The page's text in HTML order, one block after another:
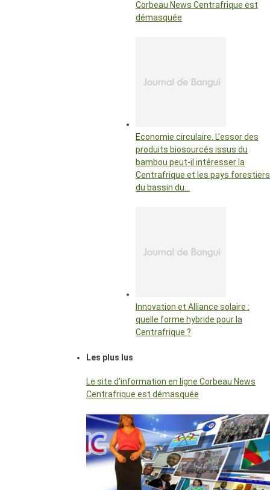
Corbeau News Centrafrique est
démasquée
Economie circulaire. L’essor des
produits biosourcés issus du
bambou peut-il intéresser la
Centrafrique et les pays forestiers
du bassin du…
Innovation et Alliance solaire :
quelle forme hybride pour la
Centrafrique ?
Les plus lus
Le site d’information en ligne Corbeau News
Centrafrique est démasquée